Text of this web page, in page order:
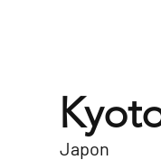
Japon